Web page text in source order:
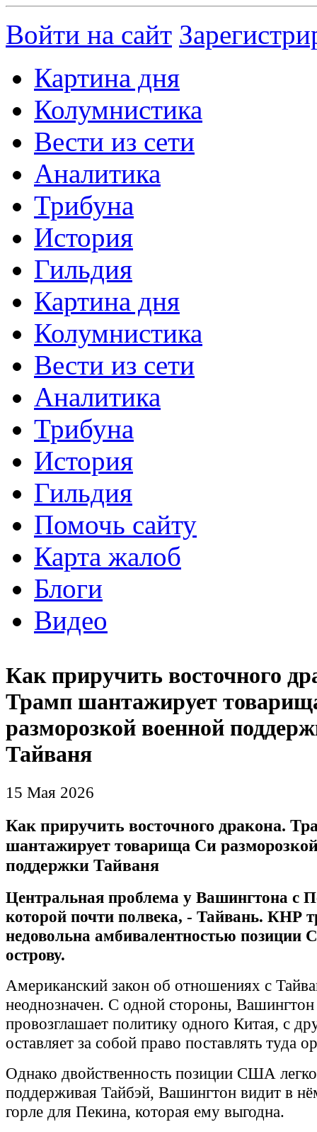
Войти на сайт
Картина дня
Колумнистика
Вести из сети
Аналитика
Трибуна
История
Гильдия
Картина дня
Колумнистика
Вести из сети
Аналитика
Трибуна
История
Гильдия
Помочь сайту
Карта жалоб
Блоги
Видео
Как приручить восточного
Трамп шантажирует
разморозкой военной
Тайваня
15 Мая 2026
Как приручить восточного дракона.
шантажирует товарища Си
поддержки Тайваня
Центральная проблема у Вашингтона с
которой почти полвека, - Тайвань. КНР
недовольна амбивалентностью
острову.
Американский закон об отношениях с
неоднозначен. С одной стороны, Вашингтон
провозглашает политику одного Китая, с
оставляет за собой право поставлять туда
Однако двойственность позиции США
поддерживая Тайбэй, Вашингтон видит в
горле для Пекина, которая ему выгодна.